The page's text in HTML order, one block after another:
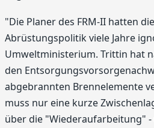
"Die Planer des FRM-II hatten
Abrüstungspolitik viele Jahre
Umweltministerium. Trittin hat
den
abgebrannten Brennelemente
muss nur eine kurze
über die "Wiederaufarbeitung"